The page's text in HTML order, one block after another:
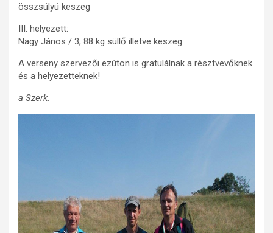
összsúlyú keszeg
III. helyezett:
Nagy János / 3, 88 kg süllő illetve keszeg
A verseny szervezői ezúton is gratulálnak a résztvevőknek
és a helyezetteknek!
a Szerk.